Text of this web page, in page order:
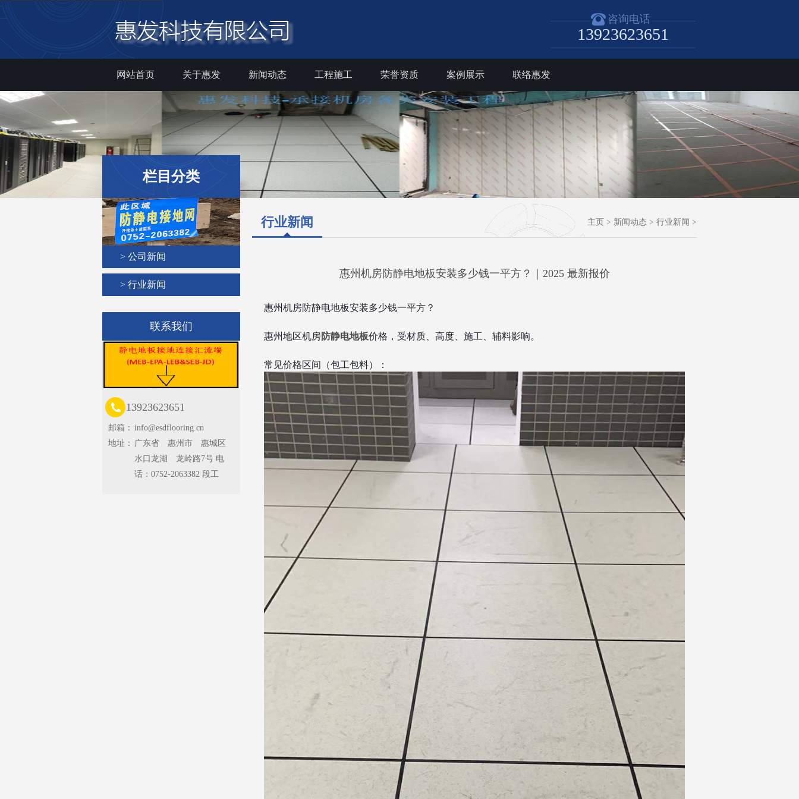
咨询电话
13923623651
网站首页 关于惠发 新闻动态 工程施工 荣誉资质 案例展示 联络惠发
栏目分类
> 公司新闻
> 行业新闻
联系我们
13923623651
邮箱： info@esdflooring.cn
地址： 广东省 惠州市 惠城区
水口龙湖 龙岭路7号 电
话：0752-2063382 段工
行业新闻 主页 > 新闻动态 > 行业新闻 >
惠州机房防静电地板安装多少钱一平方？｜2025 最新报价
惠州机房防静电地板安装多少钱一平方？
惠州地区机房防静电地板价格，受材质、高度、施工、辅料影响。
常见价格区间（包工包料）：